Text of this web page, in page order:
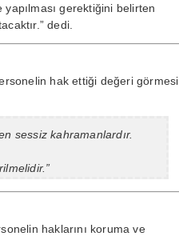
gerektiğini belirten
dedi.
hak ettiği değeri görmesi
sessiz kahramanlardır.
haklarını koruma ve